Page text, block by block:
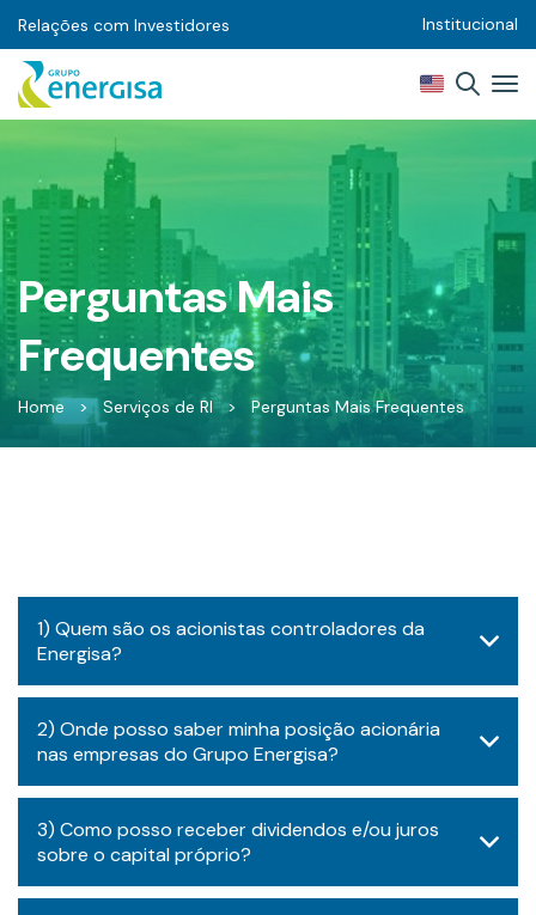
Relações com Investidores Institucional
Perguntas Mais
Frequentes
Home > Serviços de RI > Perguntas Mais Frequentes
1) ​Quem são os acionistas controladores da
Energisa?
​2) Onde posso saber minha posição acionária
nas empresas do Grupo Energisa?
3) ​Como posso receber dividendos e/ou juros
sobre o capital próprio?